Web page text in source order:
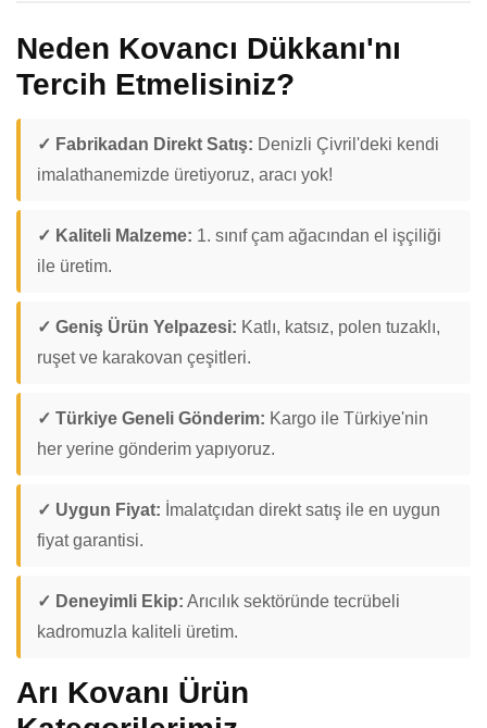
Neden Kovancı Dükkanı'nı
Tercih Etmelisiniz?
✓ Fabrikadan Direkt Satış: Denizli Çivril'deki kendi
imalathanemizde üretiyoruz, aracı yok!
✓ Kaliteli Malzeme: 1. sınıf çam ağacından el işçiliği
ile üretim.
✓ Geniş Ürün Yelpazesi: Katlı, katsız, polen tuzaklı,
ruşet ve karakovan çeşitleri.
✓ Türkiye Geneli Gönderim: Kargo ile Türkiye'nin
her yerine gönderim yapıyoruz.
✓ Uygun Fiyat: İmalatçıdan direkt satış ile en uygun
fiyat garantisi.
✓ Deneyimli Ekip: Arıcılık sektöründe tecrübeli
kadromuzla kaliteli üretim.
Arı Kovanı Ürün